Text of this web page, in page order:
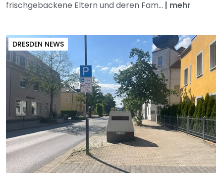
frischgebackene Eltern und deren Fam... | mehr
DRESDEN NEWS